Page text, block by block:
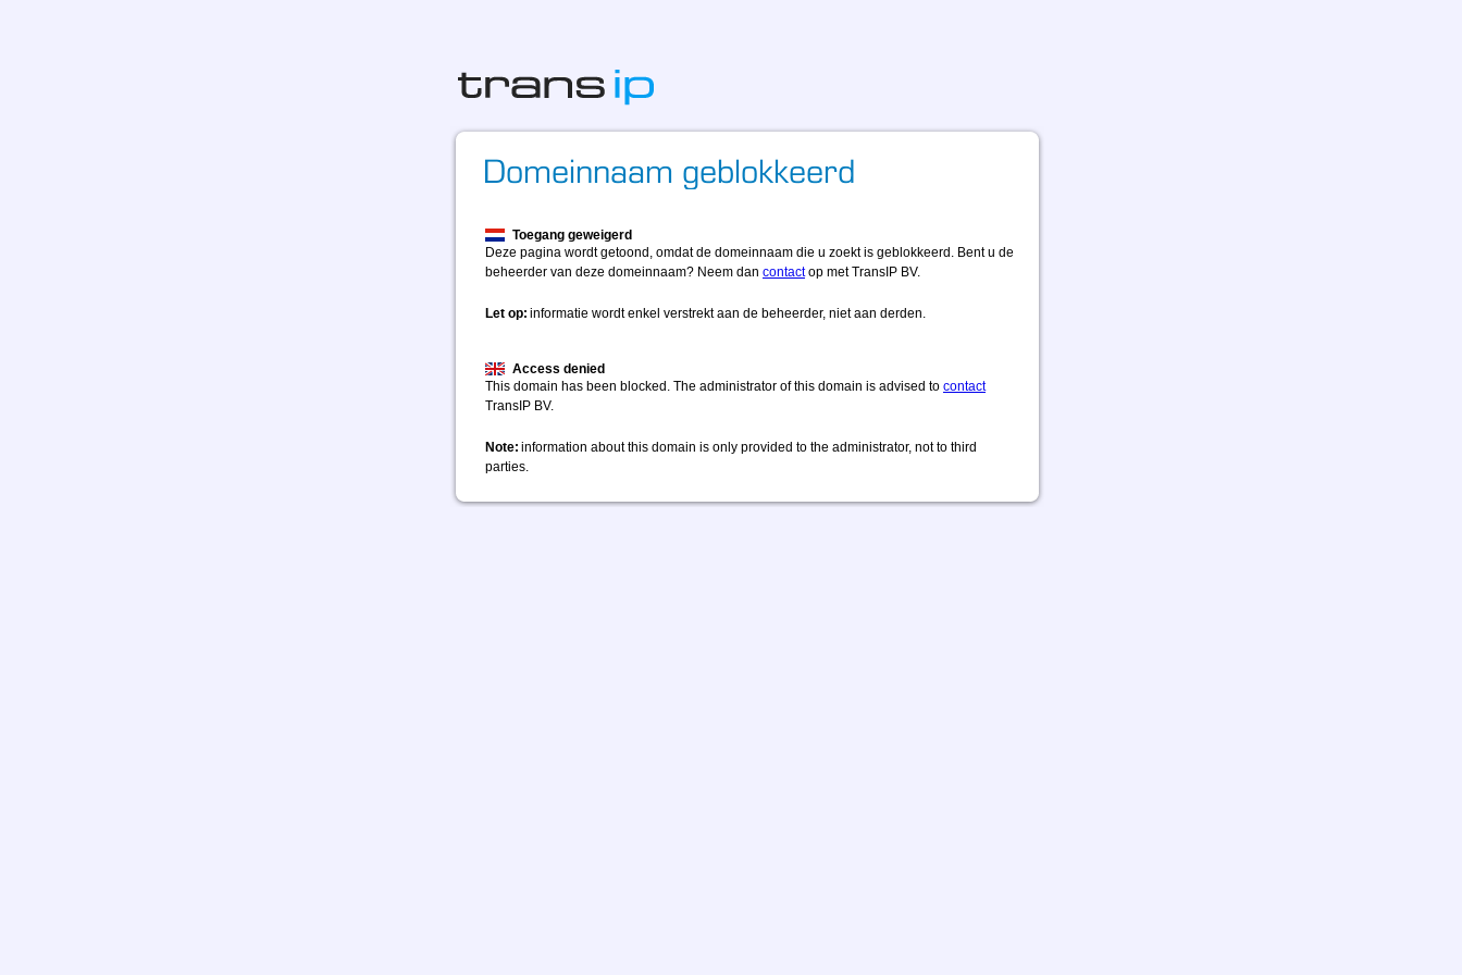
Toegang geweigerd
Deze pagina wordt getoond, omdat de domeinnaam die u zoekt is geblokkeerd. Bent u de
beheerder van deze domeinnaam? Neem dan contactop met TransIP BV.
Let op: informatie wordt enkel verstrekt aan de beheerder, niet aan derden.
Access denied
This domain has been blocked. The administrator of this domain is advised to contact
TransIP BV.
Note: information about this domain is only provided to the administrator, not to third
parties.